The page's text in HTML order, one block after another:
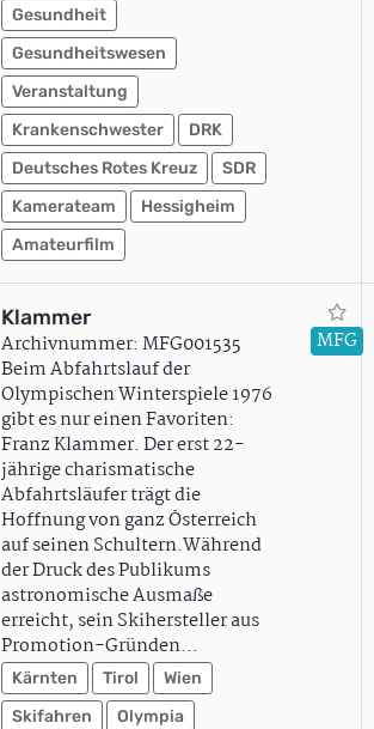
Gesundheit
Gesundheitswesen
Veranstaltung
Krankenschwester
DRK
Deutsches Rotes Kreuz
SDR
Kamerateam
Hessigheim
Amateurfilm
Klammer
Archivnummer: MFG001535
Beim Abfahrtslauf der
Olympischen Winterspiele 1976
gibt es nur einen Favoriten:
Franz Klammer. Der erst 22-
jährige charismatische
Abfahrtsläufer trägt die
Hoffnung von ganz Österreich
auf seinen Schultern.Während
der Druck des Publikums
astronomische Ausmaße
erreicht, sein Skihersteller aus
Promotion-Gründen…
Kärnten Tirol
Wien
Skifahren
Olympia
MFG